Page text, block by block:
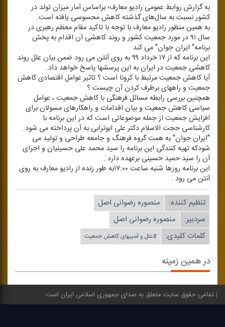
به گزارش روابط عمومی رادیو معارف؛‌ براساس آمار میزان تولد در
كشور نسبت به سال‌های گذشته كاهش محسوسی یافته است.
به همین منظور رادیو معارف با توجه با تاكید مقام معظم رهبری در
سال ۹۱ در مورد جمعیت كشور و روند كاهشی آن اقدام به پخش
برنامه" ایران جوان" می كند
این برنامه كه از ۱۷ خرداد ۹۹ به روی آنتن می رود ضمن بیان علل روند
كاهشی جمعیت در ایران به این پرسشها پاسخ خواهد داد.
آیا كاهش جمعیت مرتبط با كرونا است ؟ تاثیر عوامل اقتصادی كاهش
جمعیت و راههای برطرف كردن آن چیست ؟
همچنین بررسی رابطه مسائل فرهنگی با كاهش جمعیت ، عوامل
سیاسی كاهش جمعیت و بیان اقدامات و راهكارهای مسولان برای
افزایش جمعیت از جمله موضوعاتی است كه در این برنامه با
كارشناسی حجت الاسلام دكتر علی ابوترابی به آن پرداخته می شود .
"ایران جوان" به همت گروه فرهنگ و جامعه طراحی و تولید می
شودكه تهیه كنندگی این برنامه را سید محمد علی حسینیان و اجرای
آن را سید حمید حسینی برعهده دارد .
این برنامه روزها شنبه ساعت ۱۷:۰۰به طور زنده از رادیو معارف به روی
آنتن می رود .
تنظیم كننده:
منصوره رضوانی اصل
سردبیر:
منصوره رضوانی اصل
کلمات کلیدی:
#علل و آسیبهای كاهش جمعیت
در همین زمینه
تمامی حقوق سایت متعلق به صدای جمهوری اسلامی ایران است